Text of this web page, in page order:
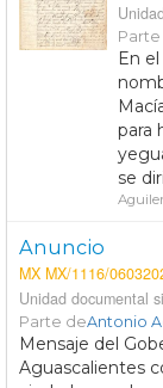
En
para
se
Anuncio
MX MX/1116/
Unidad documental
Parte deAntonio
Mensaje del
Aguascalientes